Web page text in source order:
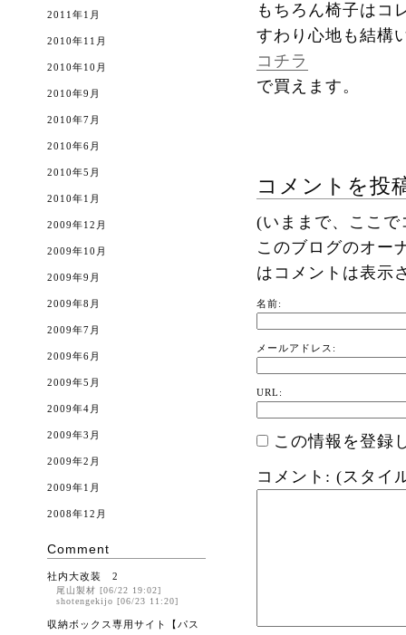
2011年1月
2010年11月
2010年10月
2010年9月
2010年7月
2010年6月
2010年5月
2010年1月
2009年12月
2009年10月
2009年9月
2009年8月
2009年7月
2009年6月
2009年5月
2009年4月
2009年3月
2009年2月
2009年1月
2008年12月
Comment
社内大改装 2
尾山製材 [06/22 19:02]
shotengekijo [06/23 11:20]
収納ボックス専用サイト【パス
もちろん椅子はコ
すわり心地も結構
コチラ
で買えます。
コメントを投
(いままで、ここ
このブログのオー
はコメントは表示
名前:
メールアドレス:
URL:
この情報を登録
コメント: (スタイ